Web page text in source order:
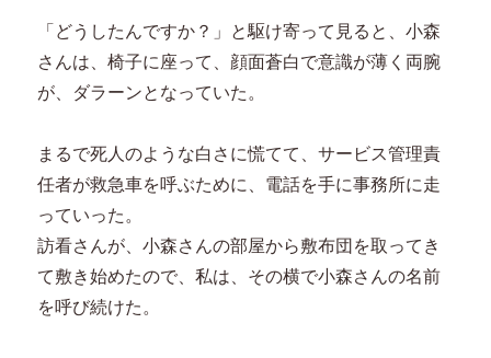
「どうしたんですか？」と駆け寄って見ると、小森
さんは、椅子に座って、顔面蒼白で意識が薄く両腕
が、ダラーンとなっていた。
まるで死人のような白さに慌てて、サービス管理責
任者が救急車を呼ぶために、電話を手に事務所に走
っていった。
訪看さんが、小森さんの部屋から敷布団を取ってき
て敷き始めたので、私は、その横で小森さんの名前
を呼び続けた。